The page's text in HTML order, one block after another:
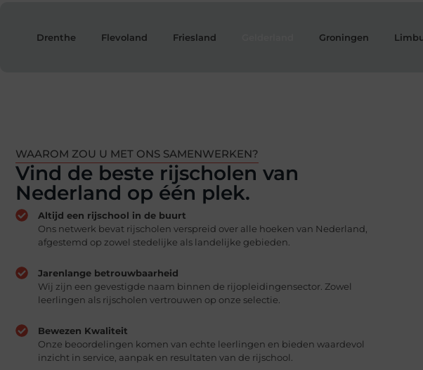
Drenthe Flevoland Friesland Groningen
WAAROM ZOU U MET ONS SAMENWERKEN?
Vind de beste rijscholen van
Nederland op één plek.
Altijd een rijschool in de buurt
Ons netwerk bevat rijscholen verspreid over alle hoeken van Nederland,
afgestemd op zowel stedelijke als landelijke gebieden.
Jarenlange betrouwbaarheid
Wij zijn een gevestigde naam binnen de rijopleidingensector. Zowel
leerlingen als rijscholen vertrouwen op onze selectie.
Bewezen Kwaliteit
Onze beoordelingen komen van echte leerlingen en bieden waardevol
inzicht in service, aanpak en resultaten van de rijschool.